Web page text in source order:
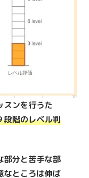
スンを行うた
段階のレベル判
部分と苦手な部
なところは伸ば